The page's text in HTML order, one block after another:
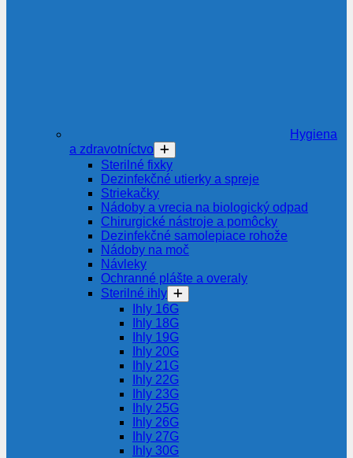
Hygiena
a zdravotníctvo
Sterilné fixky
Dezinfekčné utierky a spreje
Striekačky
Nádoby a vrecia na biologický odpad
Chirurgické nástroje a pomôcky
Dezinfekčné samolepiace rohože
Nádoby na moč
Návleky
Ochranné plášte a overaly
Sterilné ihly
Ihly 16G
Ihly 18G
Ihly 19G
Ihly 20G
Ihly 21G
Ihly 22G
Ihly 23G
Ihly 25G
Ihly 26G
Ihly 27G
Ihly 30G